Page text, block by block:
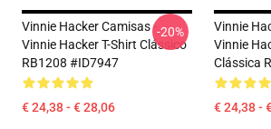
Vinnie Hacker Camisas -
Vinnie Hacker T-Shirt Clássico
RB1208 #ID7947
€ 24,38 - € 28,06
-20%
Vinnie
Vinnie
Clássica
€ 24,38 -